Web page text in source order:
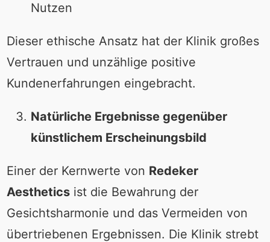
Nutzen
Dieser ethische Ansatz hat der Klinik großes
Vertrauen und unzählige positive
Kundenerfahrungen eingebracht.
Natürliche Ergebnisse gegenüber
künstlichem Erscheinungsbild
Einer der Kernwerte von Redeker
Aestheticsist die Bewahrung der
Gesichtsharmonie und das Vermeiden von
übertriebenen Ergebnissen. Die Klinik strebt